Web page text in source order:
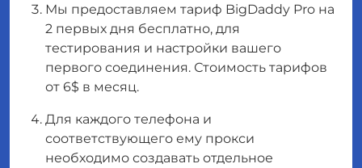
Мы предоставляем тариф BigDaddy Pro на
2 первых дня бесплатно, для
тестирования и настройки вашего
первого соединения. Стоимость тарифов
от 6$ в месяц.
Для каждого телефона и
соответствующего ему прокси
необходимо создавать отдельное